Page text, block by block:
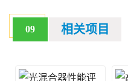
09 相关项目